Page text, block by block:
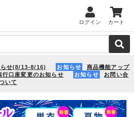
ログイン カート
せ(8/13-8/16) お知らせ
商品機能アップ
行口座変更のお知らせ お知らせ
お問い合
いて